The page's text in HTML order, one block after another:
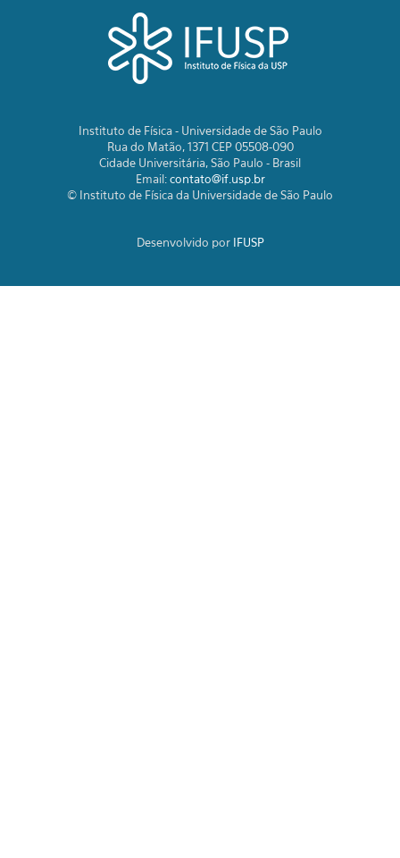
Instituto de Física - Universidade de São Paulo
Rua do Matão, 1371 CEP 05508-090
Cidade Universitária, São Paulo - Brasil
Email:contato@if.usp.br
© Instituto de Física da Universidade de São Paulo
Desenvolvido por IFUSP